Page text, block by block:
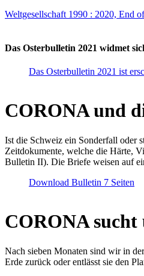
Weltgesellschaft 1990 : 2020, End
Das Osterbulletin 2021 widmet
Das Osterbulletin 2021 ist
CORONA und
Ist die Schweiz ein Sonderfall oder
Zeitdokumente, welche die Härte,
Bulletin II). Die Briefe weisen auf
Download Bulletin 7 Seiten
CORONA sucht
Nach sieben Monaten sind wir in
Erde zurück oder entlässt sie den